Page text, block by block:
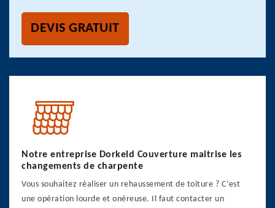
DEVIS GRATUIT
Notre entreprise Dorkeld Couverture maitrise les
changements de charpente
Vous souhaitez réaliser un rehaussement de toiture ? C’est
une opération lourde et onéreuse. Il faut contacter un